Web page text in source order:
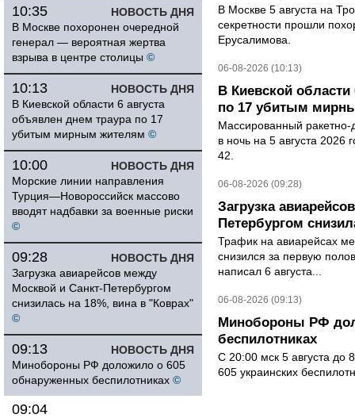
НОВОСТЬ ДНЯ
10:35
В Москве похоронен очередной
генерал — вероятная жертва
взрыва в центре столицы ©
НОВОСТЬ ДНЯ
10:13
В Киевской области 6 августа
объявлен днем траура по 17
убитым мирным жителям ©
НОВОСТЬ ДНЯ
10:00
Морские линии направления
Турция—Новороссийск массово
вводят надбавки за военные риски
©
НОВОСТЬ ДНЯ
09:28
Загрузка авиарейсов между
Москвой и Санкт-Петербургом
снизилась на 18%, вина в "Коврах"
©
НОВОСТЬ ДНЯ
09:13
Минобороны РФ доложило о 605
обнаруженных беспилотниках ©
09:04
В Москве 5 августа на
секретности прошли
Ерусалимова.
06-08-2026 (10:13)
В Киевской
по 17 убитым
Массированный ракетно-
в ночь на 5 августа 2026
42.
06-08-2026 (09:28)
Загрузка
Петербургом
Трафик на авиарейсах
снизился за первую
написал 6 августа...
06-08-2026 (09:13)
Минобороны РФ
беспилотниках
С 20:00 мск 5 августа до
605 украинских